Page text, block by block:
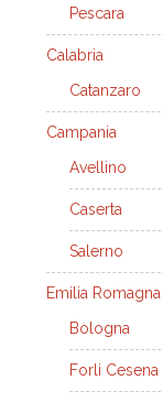
Pescara
Calabria
Catanzaro
Campania
Avellino
Caserta
Salerno
Emilia Romagna
Bologna
Forli Cesena